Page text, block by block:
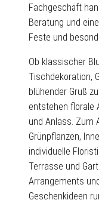
Fachgeschäft
Beratung und
Feste und
Ob klassischer
Tischdekoration,
blühender Gruß
entstehen florale
und Anlass. Zum
Grünpflanzen,
individuelle
Terrasse und
Arrangements
Geschenkideen